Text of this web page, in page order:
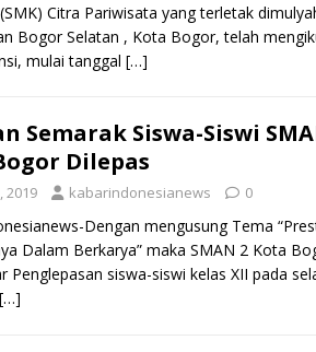
Citra Pariwisata yang terletak
Bogor Selatan , Kota Bogor, telah
mulai tanggal […]
Semarak Siswa-Siswi
Dilepas
2019 kabarindonesianews 0
Dengan mengusung Tema
Dalam Berkarya” maka SMAN 2 Kota
Penglepasan siswa-siswi kelas XII pada
[…]